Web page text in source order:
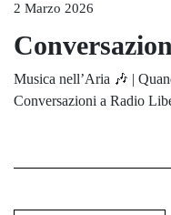
2 Marzo 2026
Musica nell’Aria 🎶 |
Conversazioni a Radio